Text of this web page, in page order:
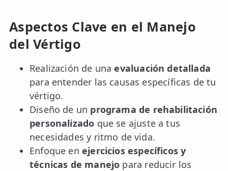
Aspectos Clave en el Manejo
del Vértigo
Realización de unaevaluación detallada
para entender las causas específicas de tu
vértigo.
Diseño de un programa de rehabilitación
personalizado que se ajuste a tus
necesidades y ritmo de vida.
Enfoque en ejercicios específicos y
técnicas de manejo para reducir los